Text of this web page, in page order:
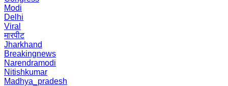
Modi
Delhi
Viral
मारपीट
Jharkhand
Breakingnews
Narendramodi
Nitishkumar
Madhya_pradesh